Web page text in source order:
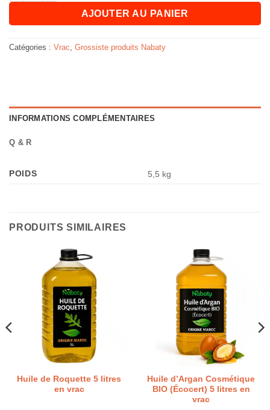
AJOUTER AU PANIER
Catégories : Vrac Grossiste produits Nabaty
INFORMATIONS COMPLÉMENTAIRES
Q & R
POIDS 5,5 kg
PRODUITS SIMILAIRES
Huile de Roquette 5 litres
en vrac
Huile d’Argan Cosmétique
BIO (Écocert) 5 litres en
vrac